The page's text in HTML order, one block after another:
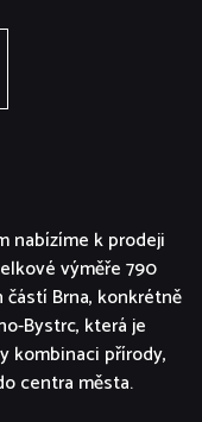
nabízíme k prodeji
výměře 790
částí Brna, konkrétně
Bystrc, která je
kombinaci přírody,
centra města.